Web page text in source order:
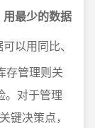
最少的数据
以用同比、
存管理则关
。对于管理
键决策点，